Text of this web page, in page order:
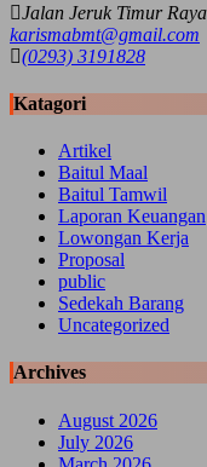
Jalan Jeruk Timur
karismabmt@gmail.com
(0293) 3191828
Katagori
Artikel
Baitul Maal
Baitul Tamwil
Laporan Keuangan
Lowongan Kerja
Proposal
public
Sedekah Barang
Uncategorized
Archives
August 2026
July 2026